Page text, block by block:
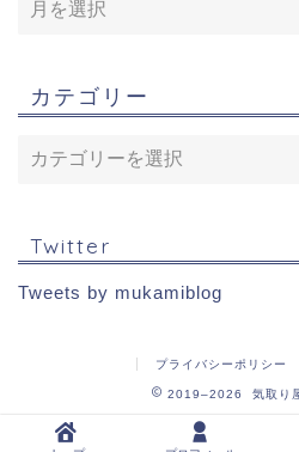
カテゴリー
Twitter
Tweets by mukamiblog
プライバシーポリシー
2019–2026 気取り